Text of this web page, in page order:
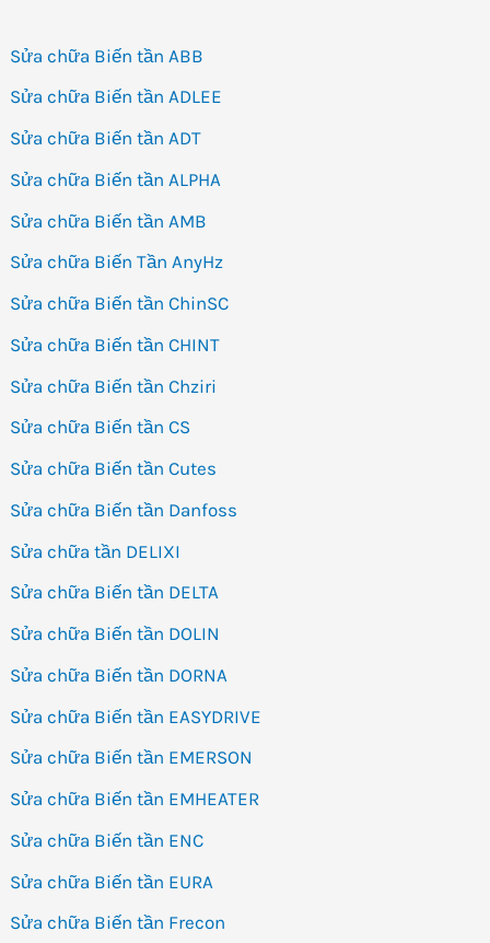
Sửa chữa Biến tần ABB
Sửa chữa Biến tần ADLEE
Sửa chữa Biến tần ADT
Sửa chữa Biến tần ALPHA
Sửa chữa Biến tần AMB
Sửa chữa Biến Tần AnyHz
Sửa chữa Biến tần ChinSC
Sửa chữa Biến tần CHINT
Sửa chữa Biến tần Chziri
Sửa chữa Biến tần CS
Sửa chữa Biến tần Cutes
Sửa chữa Biến tần Danfoss
Sửa chữa tần DELIXI
Sửa chữa Biến tần DELTA
Sửa chữa Biến tần DOLIN
Sửa chữa Biến tần DORNA
Sửa chữa Biến tần EASYDRIVE
Sửa chữa Biến tần EMERSON
Sửa chữa Biến tần EMHEATER
Sửa chữa Biến tần ENC
Sửa chữa Biến tần EURA
Sửa chữa Biến tần Frecon